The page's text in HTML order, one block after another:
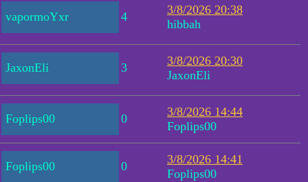
vapormoYxr 4
3/8/2026 20:38
hibbah
JaxonEli 3
3/8/2026 20:30
JaxonEli
Foplips00 0
3/8/2026 14:44
Foplips00
Foplips00 0
3/8/2026 14:41
Foplips00